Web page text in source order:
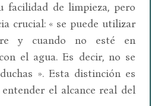
facilidad de limpieza, pero
crucial: « se puede utilizar
y cuando no esté en
el agua. Es decir, no se
». Esta distinción es
el alcance real del